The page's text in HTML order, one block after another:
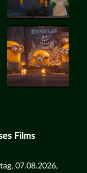
Films
07.08.2026,